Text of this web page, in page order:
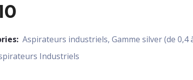
Aspirateurs industriels, Gamme silver (de 0,4
Industriels